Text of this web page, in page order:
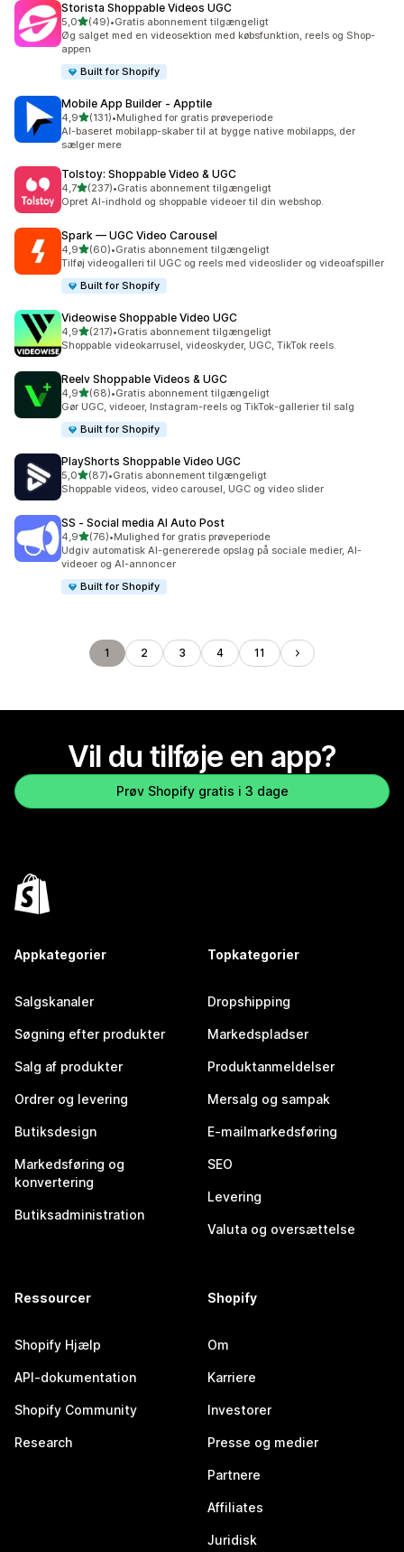
Storista Shoppable Videos UGC
5,0ud af 5 stjerner
(49)
49 anmeldelser i alt
•Gratis abonnement tilgængeligt
Øg salget med en videosektion med købsfunktion, reels og Shop-
appen
Built for Shopify
Mobile App Builder ‑ Apptile
4,9ud af 5 stjerner
(131)
131 anmeldelser i alt
•Mulighed for gratis prøveperiode
AI-baseret mobilapp-skaber til at bygge native mobilapps, der
sælger mere
Tolstoy: Shoppable Video & UGC
4,7ud af 5 stjerner
(237)
237 anmeldelser i alt
•Gratis abonnement tilgængeligt
Opret AI-indhold og shoppable videoer til din webshop.
Spark — UGC Video Carousel
4,9ud af 5 stjerner
(60)
60 anmeldelser i alt
•Gratis abonnement tilgængeligt
Tilføj videogalleri til UGC og reels med videoslider og videoafspiller
Built for Shopify
Videowise Shoppable Video UGC
4,9ud af 5 stjerner
(217)
217 anmeldelser i alt
•Gratis abonnement tilgængeligt
Shoppable videokarrusel, videoskyder, UGC, TikTok reels.
Reelv Shoppable Videos & UGC
4,9ud af 5 stjerner
(68)
68 anmeldelser i alt
•Gratis abonnement tilgængeligt
Gør UGC, videoer, Instagram-reels og TikTok-gallerier til salg
Built for Shopify
PlayShorts Shoppable Video UGC
5,0ud af 5 stjerner
(87)
87 anmeldelser i alt
•Gratis abonnement tilgængeligt
Shoppable videos, video carousel, UGC og video slider
SS ‑ Social media AI Auto Post
4,9ud af 5 stjerner
(76)
76 anmeldelser i alt
•Mulighed for gratis prøveperiode
Udgiv automatisk AI-genererede opslag på sociale medier, AI-
videoer og AI-annoncer
Built for Shopify
1 2 3 4 11
Vil du tilføje en app?
Prøv Shopify gratis i 3 dage
Appkategorier
Salgskanaler
Søgning efter produkter
Salg af produkter
Ordrer og levering
Butiksdesign
Markedsføring og
konvertering
Butiksadministration
Topkategorier
Dropshipping
Markedspladser
Produktanmeldelser
Mersalg og sampak
E-mailmarkedsføring
SEO
Levering
Valuta og oversættelse
Ressourcer
Shopify Hjælp
API-dokumentation
Shopify Community
Research
Shopify
Om
Karriere
Investorer
Presse og medier
Partnere
Affiliates
Juridisk